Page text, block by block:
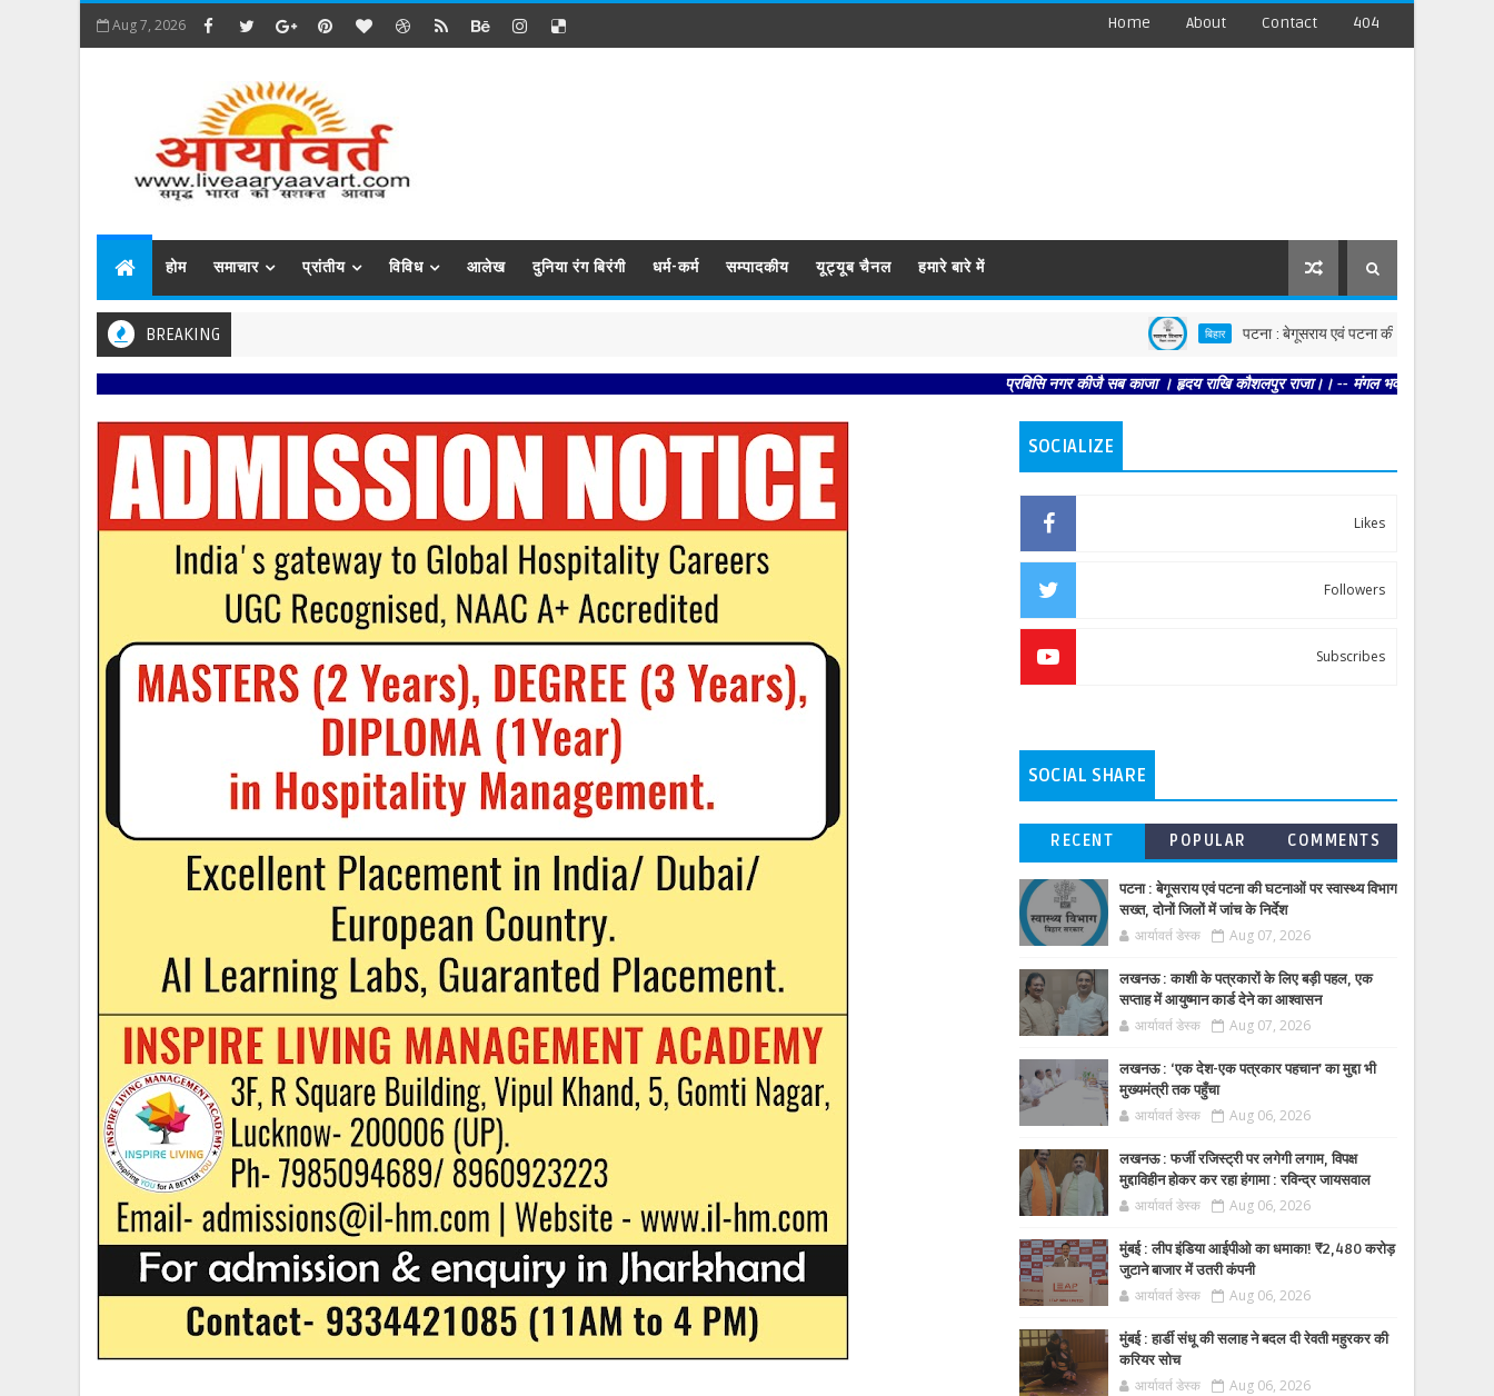
Aug 7, 2026 Home About Contact 404
होम समाचार प्रांतीय विविध आलेख दुनिया रंग बिरंगी धर्म-कर्म सम्पादकीय यूट्यूब चैनल हमारे बारे में
BREAKING बिहार पटना : बेगूसराय एवं पटना की घटनाओं पर स्वास्थ्य विभाग
प्रबिसि नगर कीजै सब काजा । हृदय राखि कौशलपुर राजा।। -- मंगल भवन अमंगल हारी। द्रवहु
SOCIALIZE
Likes
Followers
Subscribes
SOCIAL SHARE
RECENT POPULAR COMMENTS
पटना : बेगूसराय एवं पटना की घटनाओं पर स्वास्थ्य विभाग
सख्त, दोनों जिलों में जांच के निर्देश
आर्यावर्त डेस्क Aug 07, 2026
लखनऊ : काशी के पत्रकारों के लिए बड़ी पहल, एक
सप्ताह में आयुष्मान कार्ड देने का आश्वासन
आर्यावर्त डेस्क Aug 07, 2026
लखनऊ : ‘एक देश-एक पत्रकार पहचान’ का मुद्दा भी
मुख्यमंत्री तक पहुँचा
आर्यावर्त डेस्क Aug 06, 2026
लखनऊ : फर्जी रजिस्ट्री पर लगेगी लगाम, विपक्ष
मुद्दाविहीन होकर कर रहा हंगामा : रविन्द्र जायसवाल
आर्यावर्त डेस्क Aug 06, 2026
मुंबई : लीप इंडिया आईपीओ का धमाका! ₹2,480 करोड़
जुटाने बाजार में उतरी कंपनी
आर्यावर्त डेस्क Aug 06, 2026
मुंबई : हार्डी संधू की सलाह ने बदल दी रेवती महुरकर की
करियर सोच
आर्यावर्त डेस्क Aug 06, 2026